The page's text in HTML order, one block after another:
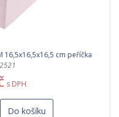
16,5x16,5x16,5 cm peříčka
s DPH
Do košíku